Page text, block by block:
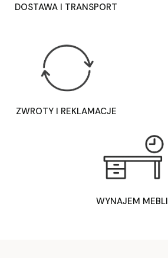
DOSTAWA I TRANSPORT
ZWROTY I REKLAMACJE
WYNAJEM MEBLI